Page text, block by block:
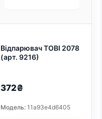
Відпарювач TOBI 2078
(арт. 9216)
372₴
Модель: 11a93e4d6405